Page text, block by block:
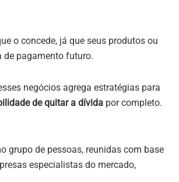
o concede, já que seus produtos ou
de pagamento futuro.
negócios agrega estratégias para
de quitar a dívida por completo.
grupo de pessoas, reunidas com base
especialistas do mercado,